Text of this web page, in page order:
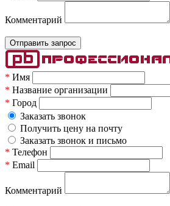
Комментарий
* Имя
* Название организации
* Город
Заказать звонок
Получить цену на почту
Заказать звонок и письмо
* Телефон
* Email
Комментарий